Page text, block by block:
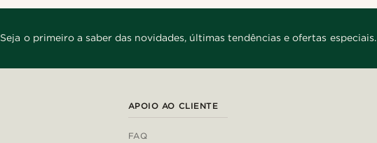
Seja o primeiro a saber das novidades, últimas tendências e ofertas especiais.
APOIO AO CLIENTE
FAQ